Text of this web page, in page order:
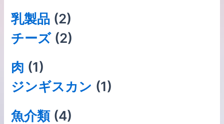
乳製品 (2)
チーズ(2)
肉 (1)
ジンギスカン (1)
⿂介類(4)